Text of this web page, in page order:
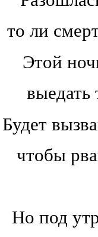
то ли
Этой
Будет
чтобы
Но под